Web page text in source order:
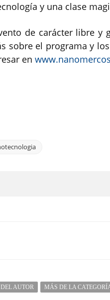
y una clase
de carácter libre y
sobre el programa y
en
AUTOR MÁS DE LA